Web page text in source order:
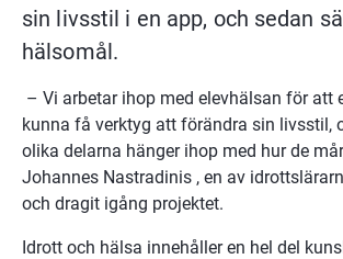
sin livsstil i en app, och sedan
hälsomål.
– Vi arbetar ihop med elevhälsan för att
kunna få verktyg att förändra sin livsstil,
olika delarna hänger ihop med hur de
Johannes Nastradinis , en av
och dragit igång projektet.
Idrott och hälsa innehåller en hel del